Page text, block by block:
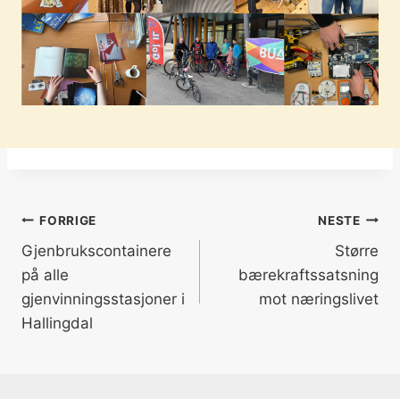
Innleggsnavigasjon
FORRIGE
Gjenbrukscontainere
på alle
gjenvinningsstasjoner i
Hallingdal
NESTE
Større
bærekraftssatsning
mot næringslivet